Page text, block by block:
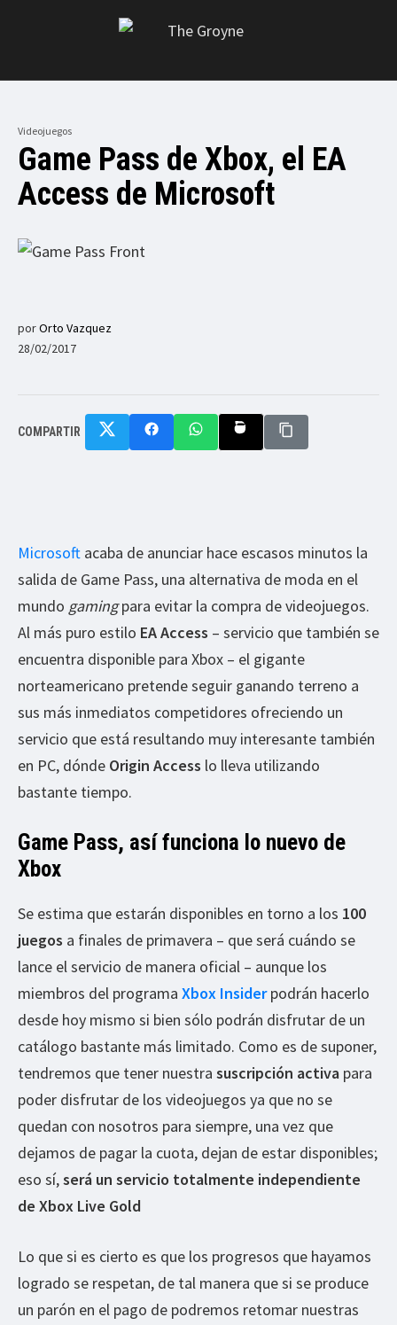
Videojuegos
Game Pass de Xbox, el EA
Access de Microsoft
porOrto Vazquez
28/02/2017
COMPARTIR
Microsoft acaba de anunciar hace escasos minutos la
salida de Game Pass, una alternativa de moda en el
mundo gamingpara evitar la compra de videojuegos.
Al más puro estilo EA Access – servicio que también se
encuentra disponible para Xbox – el gigante
norteamericano pretende seguir ganando terreno a
sus más inmediatos competidores ofreciendo un
servicio que está resultando muy interesante también
en PC, dónde Origin Access lo lleva utilizando
bastante tiempo.
Game Pass, así funciona lo nuevo de
Xbox
Se estima que estarán disponibles en torno a los 100
juegos a finales de primavera – que será cuándo se
lance el servicio de manera oficial – aunque los
miembros del programa Xbox Insiderpodrán hacerlo
desde hoy mismo si bien sólo podrán disfrutar de un
catálogo bastante más limitado. Como es de suponer,
tendremos que tener nuestra suscripción activa para
poder disfrutar de los videojuegos ya que no se
quedan con nosotros para siempre, una vez que
dejamos de pagar la cuota, dejan de estar disponibles;
eso sí,será un servicio totalmente independiente
de Xbox Live Gold
Lo que si es cierto es que los progresos que hayamos
logrado se respetan, de tal manera que si se produce
un parón en el pago de podremos retomar nuestras